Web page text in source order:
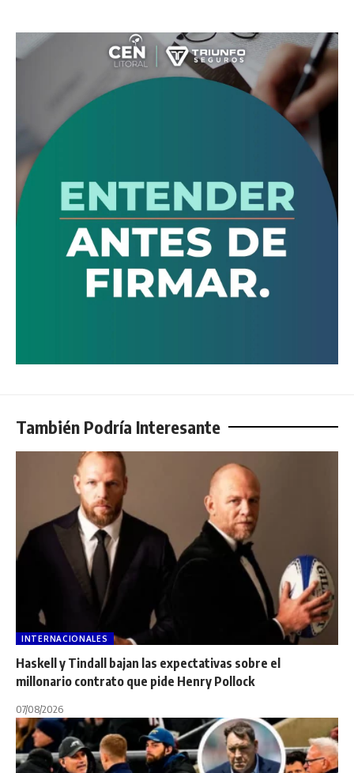
También Podría Interesante
INTERNACIONALES
Haskell y Tindall bajan las expectativas sobre el
millonario contrato que pide Henry Pollock
07/08/2026